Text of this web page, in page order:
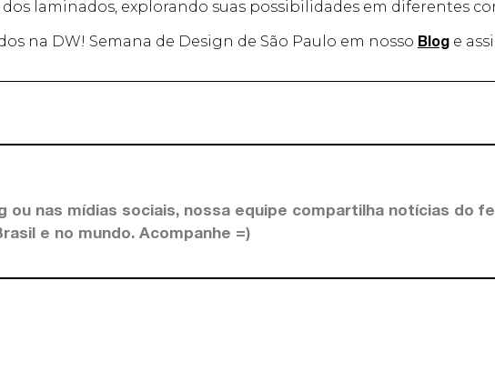
laminados, explorando suas possibilidades em diferentes
na DW! Semana de Design de São Paulo em nosso Blog e
ou nas mídias sociais, nossa equipe compartilha notícias do
e no mundo. Acompanhe =)